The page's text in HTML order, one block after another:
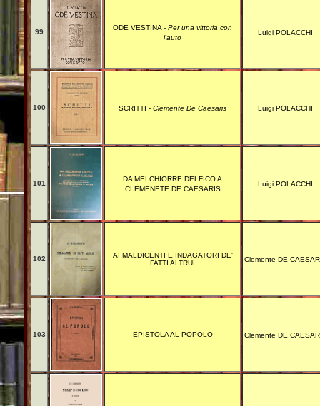
99
ODE VESTINA - Per una vittoria con
l'auto
Luigi POLACCHI
100 SCRITTI - Clemente De Caesaris Luigi POLACCHI
101
DA MELCHIORRE DELFICO A
CLEMENETE DE CAESARIS
Luigi POLACCHI
102
AI MALDICENTI E INDAGATORI DE'
FATTI ALTRUI
Clemente DE
103 EPISTOLA AL POPOLO Clemente DE